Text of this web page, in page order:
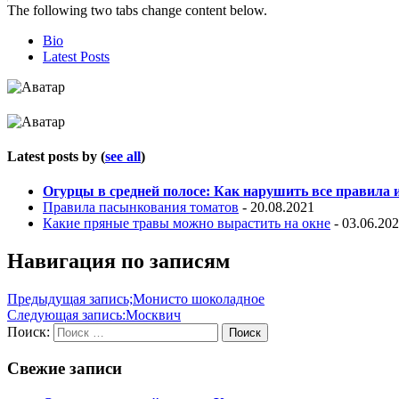
The following two tabs change content below.
Bio
Latest Posts
Latest posts by (see all)
Огурцы в средней полосе: Как нарушить все правила
Правила пасынкования томатов - 20.08.2021
Какие пряные травы можно вырастить на окне -
Навигация по записям
Предыдущая запись;Монисто шоколадное
Следующая запись:Москвич
Поиск:
Поиск
Свежие записи